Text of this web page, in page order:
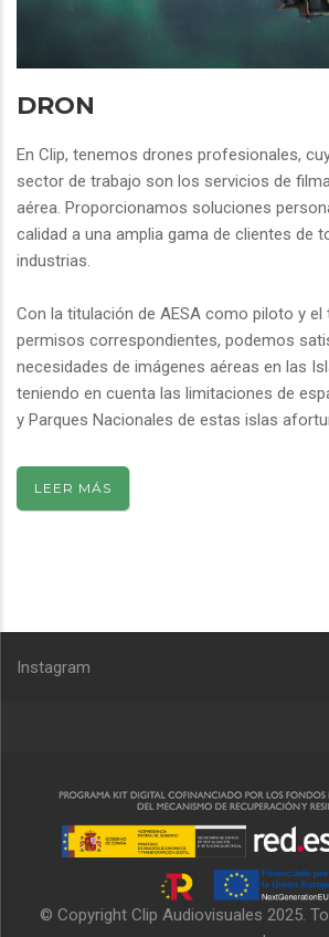
DRON
En Clip, tenemos drones profesionales,
sector de trabajo son los servicios de
aérea. Proporcionamos soluciones
calidad a una amplia gama de clientes de
industrias.
Con la titulación de AESA como piloto y el
permisos correspondientes, podemos
necesidades de imágenes aéreas en las
teniendo en cuenta las limitaciones de
y Parques Nacionales de estas islas
LEER MÁS
Instagram
© Copyright Clip Audiovisuales 2025.